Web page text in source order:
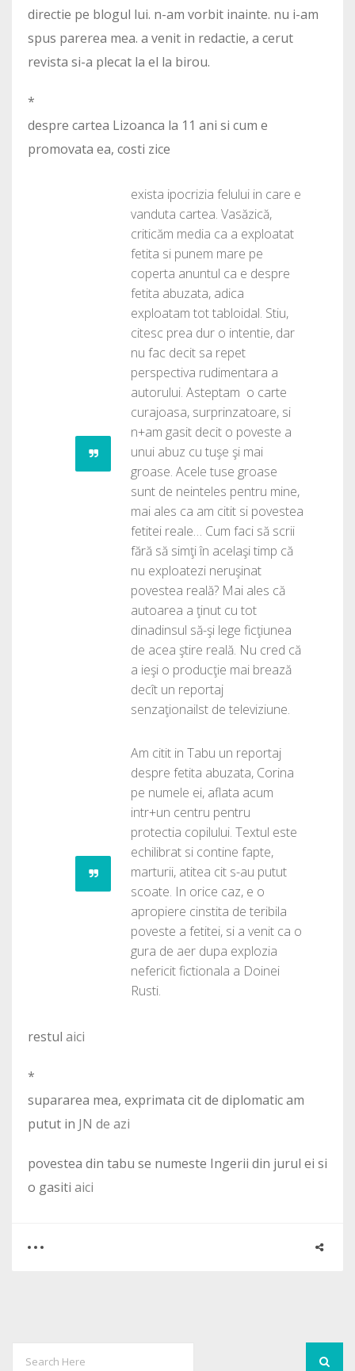
directie pe blogul lui. n-am vorbit inainte. nu i-am
spus parerea mea. a venit in redactie, a cerut
revista si-a plecat la el la birou.
*
despre cartea Lizoanca la 11 ani si cum e
promovata ea, costi zice
exista ipocrizia felului in care e
vanduta cartea. Vasăzică,
criticăm media ca a exploatat
fetita si punem mare pe
coperta anuntul ca e despre
fetita abuzata, adica
exploatam tot tabloidal. Stiu,
citesc prea dur o intentie, dar
nu fac decit sa repet
perspectiva rudimentara a
autorului. Asteptam o carte
curajoasa, surprinzatoare, si
n+am gasit decit o poveste a
unui abuz cu tuşe şi mai
groase. Acele tuse groase
sunt de neinteles pentru mine,
mai ales ca am citit si povestea
fetitei reale… Cum faci să scrii
fără să simţi în acelaşi timp că
nu exploatezi neruşinat
povestea reală? Mai ales că
autoarea a ţinut cu tot
dinadinsul să-şi lege ficţiunea
de acea ştire reală. Nu cred că
a ieşi o producţie mai brează
decît un reportaj
senzaţionailst de televiziune.
Am citit in Tabu un reportaj
despre fetita abuzata, Corina
pe numele ei, aflata acum
intr+un centru pentru
protectia copilului. Textul este
echilibrat si contine fapte,
marturii, atitea cit s-au putut
scoate. In orice caz, e o
apropiere cinstita de teribila
poveste a fetitei, si a venit ca o
gura de aer dupa explozia
nefericit fictionala a Doinei
Rusti.
restul aici
*
supararea mea, exprimata cit de diplomatic am
putut in JN de azi
povestea din tabu se numeste Ingerii din jurul ei si
o gasiti aici